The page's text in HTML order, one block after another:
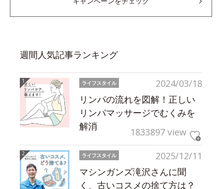
週間人気記事ランキング
2024/03/18
ライフスタイル
リンパの流れを図解！正しい
リンパマッサージでむくみを
解消
1833897 view
2025/12/11
ライフスタイル
マシンガンズ滝沢さんに聞
く、古いコスメの捨て方は？